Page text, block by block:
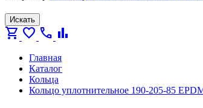
Искать
shopping_cart favorite call bar_chart
Главная
Каталог
Кольца
Кольцо уплотнительное 190-205-85